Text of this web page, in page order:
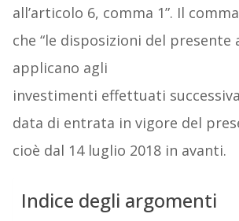
all’articolo 6, comma 1”. Il
che “le disposizioni del presente
applicano agli
investimenti effettuati
data di entrata in vigore del
cioè dal 14 luglio 2018 in avanti.
Indice degli argomenti